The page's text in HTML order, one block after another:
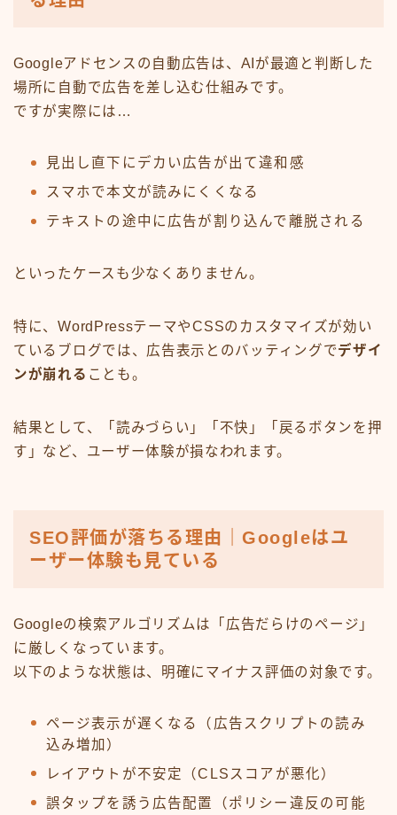
Googleアドセンスの自動広告は、AIが最適と判断した
場所に自動で広告を差し込む仕組みです。
ですが実際には…
見出し直下にデカい広告が出て違和感
スマホで本文が読みにくくなる
テキストの途中に広告が割り込んで離脱される
といったケースも少なくありません。
特に、WordPressテーマやCSSのカスタマイズが効い
ているブログでは、広告表示とのバッティングでデザイ
ンが崩れる ことも。
結果として、「読みづらい」「不快」「戻るボタンを押
す」など、ユーザー体験が損なわれます。
SEO評価が落ちる理由｜Googleはユ
ーザー体験も見ている
Googleの検索アルゴリズムは「広告だらけのページ」
に厳しくなっています。
以下のような状態は、明確にマイナス評価の対象です。
ページ表示が遅くなる（広告スクリプトの読み
込み増加）
レイアウトが不安定（CLSスコアが悪化）
誤タップを誘う広告配置（ポリシー違反の可能